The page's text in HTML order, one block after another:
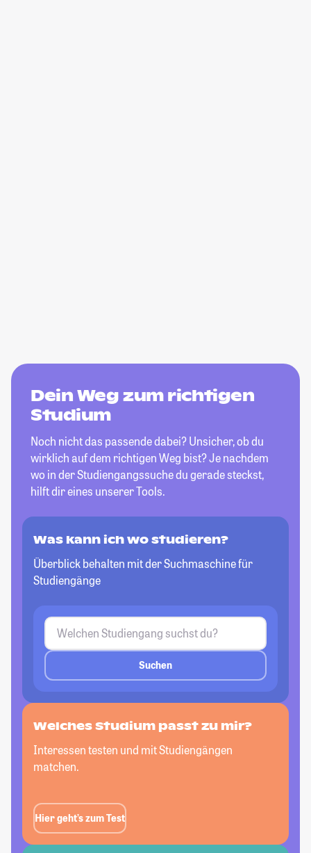
Dein Weg zum richtigen
Studium
Noch nicht das passende dabei? Unsicher, ob du
wirklich auf dem richtigen Weg bist? Je nachdem
wo in der Studiengangssuche du gerade steckst,
hilft dir eines unserer Tools.
Was kann ich wo studieren?
Überblick behalten mit der Suchmaschine für
Studiengänge
Suchen
Welches Studium passtzu mir?
Interessen testen und mit Studiengängen
matchen.
Hier geht’s zum Test